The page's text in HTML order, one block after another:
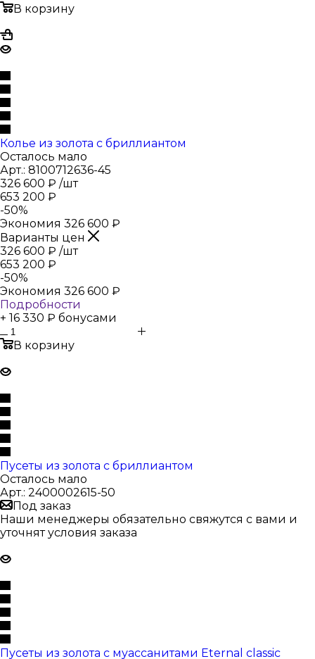
В корзину
Колье из золота с бриллиантом
Осталось мало
Арт.: 8100712636-45
326 600 ₽ /шт
653 200 ₽
-50%
Экономия 326 600 ₽
Варианты цен
326 600 ₽ /шт
653 200 ₽
-50%
Экономия 326 600 ₽
Подробности
+ 16 330 ₽ бонусами
В корзину
Пусеты из золота с бриллиантом
Осталось мало
Арт.: 2400002615-50
Под заказ
Наши менеджеры обязательно свяжутся с вами и
уточнят условия заказа
Пусеты из золота с муассанитами Eternal classic